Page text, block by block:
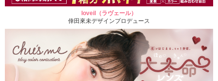
loveil（ラヴェール）
倖田來未デザインプロデュース